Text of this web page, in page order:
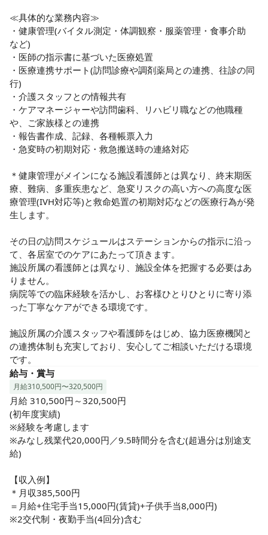
≪具体的な業務内容≫
・健康管理(バイタル測定・体調観察・服薬管理・食事介助
など)
・医師の指示書に基づいた医療処置
・医療連携サポート(訪問診療や調剤薬局との連携、往診の同
行)
・介護スタッフとの情報共有
・ケアマネージャーや訪問歯科、リハビリ職などの他職種
や、ご家族様との連携
・報告書作成、記録、各種帳票入力
・急変時の初期対応・救急搬送時の連絡対応
＊健康管理がメインになる施設看護師とは異なり、終末期医
療、難病、多重疾患など、急変リスクの高い方への高度な医
療管理(IVH対応等)と救命処置の初期対応などの医療行為が発
生します。
その日の訪問スケジュールはステーションからの指示に沿っ
て、各居室でのケアにあたって頂きます。
施設所属の看護師とは異なり、施設全体を把握する必要はあ
りません。
病院等での臨床経験を活かし、お客様ひとりひとりに寄り添
った丁寧なケアができる環境です。
施設所属の介護スタッフや看護師をはじめ、協力医療機関と
の連携体制も充実しており、安心してご相談いただける環境
です。
給与・賞与
月給310,500円〜320,500円
月給 310,500円～320,500円
(初年度実績)
※経験を考慮します
※みなし残業代20,000円／9.5時間分を含む(超過分は別途支
給)
【収入例】
＊月収385,500円
＝月給+住宅手当15,000円(賃貸)+子供手当8,000円)
※2交代制・夜勤手当(4回分)含む